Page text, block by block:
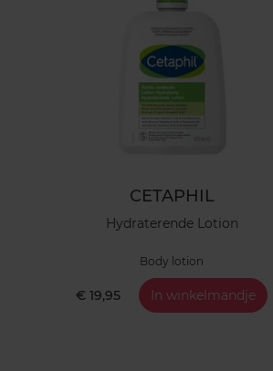
CETAPHIL
Hydraterende Lotion
Body lotion
€ 19,95 In winkelmandje